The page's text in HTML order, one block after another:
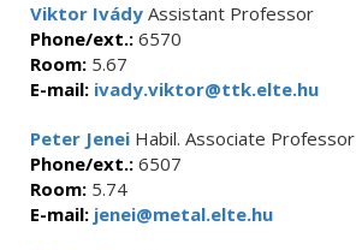
Viktor Ivády Assistant Professor
Phone/ext.: 6570
Room: 5.67
E-mail: ivady.viktor@ttk.elte.hu
Peter Jenei Habil. Associate Professor
Phone/ext.: 6507
Room: 5.74
E-mail: jenei@metal.elte.hu